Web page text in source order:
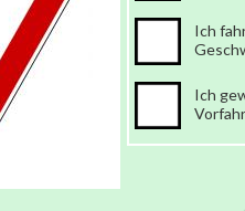
Ich
Ich